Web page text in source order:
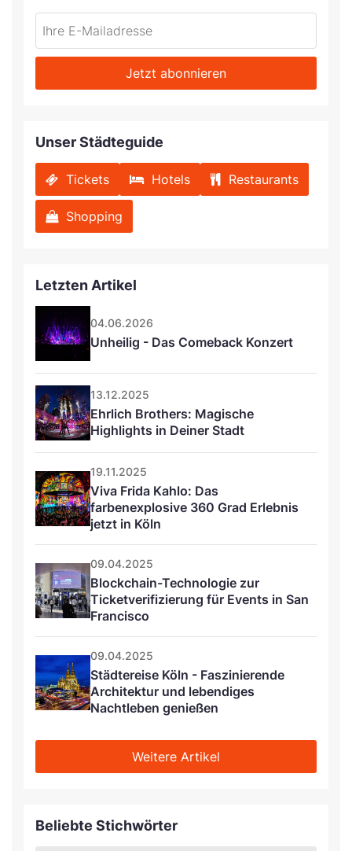
Jetzt abonnieren
Unser Städteguide
Tickets Hotels Restaurants
Shopping
Letzten Artikel
04.06.2026
Unheilig - Das Comeback Konzert
13.12.2025
Ehrlich Brothers: Magische
Highlights in Deiner Stadt
19.11.2025
Viva Frida Kahlo: Das
farbenexplosive 360 Grad Erlebnis
jetzt in Köln
09.04.2025
Blockchain-Technologie zur
Ticketverifizierung für Events in San
Francisco
09.04.2025
Städtereise Köln - Faszinierende
Architektur und lebendiges
Nachtleben genießen
Weitere Artikel
Beliebte Stichwörter